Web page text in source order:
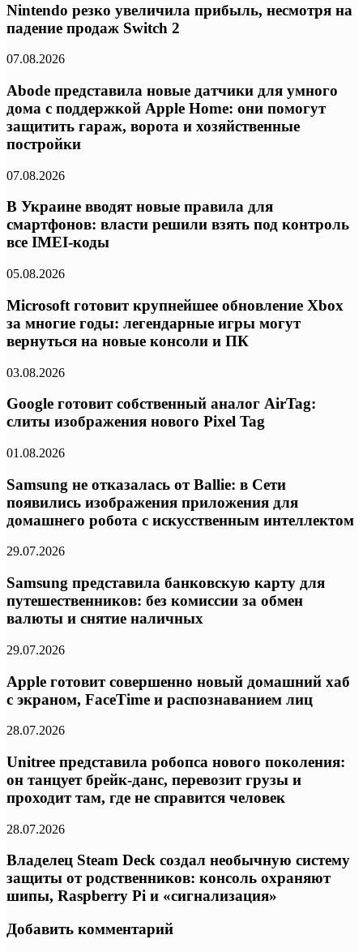
Nintendo резко увеличила прибыль, несмотря на
падение продаж Switch 2
07.08.2026
Abode представила новые датчики для умного
дома с поддержкой Apple Home: они помогут
защитить гараж, ворота и хозяйственные
постройки
07.08.2026
В Украине вводят новые правила для
смартфонов: власти решили взять под контроль
все IMEI-коды
05.08.2026
Microsoft готовит крупнейшее обновление Xbox
за многие годы: легендарные игры могут
вернуться на новые консоли и ПК
03.08.2026
Google готовит собственный аналог AirTag:
слиты изображения нового Pixel Tag
01.08.2026
Samsung не отказалась от Ballie: в Сети
появились изображения приложения для
домашнего робота с искусственным интеллектом
29.07.2026
Samsung представила банковскую карту для
путешественников: без комиссии за обмен
валюты и снятие наличных
29.07.2026
Apple готовит совершенно новый домашний хаб
с экраном, FaceTime и распознаванием лиц
28.07.2026
Unitree представила робопса нового поколения:
он танцует брейк-данс, перевозит грузы и
проходит там, где не справится человек
28.07.2026
Владелец Steam Deck создал необычную систему
защиты от родственников: консоль охраняют
шипы, Raspberry Pi и «сигнализация»
Добавить комментарий